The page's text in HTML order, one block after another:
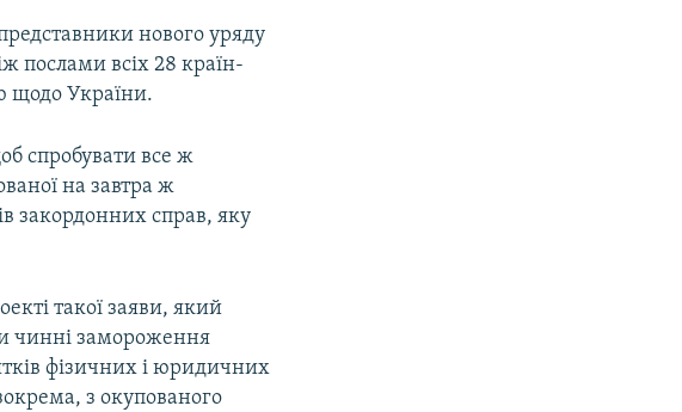
нового уряду
послами всіх 28 країн-
щодо України.
спробувати все ж
на завтра ж
закордонних справ, яку
такої заяви, який
чинні замороження
фізичних і юридичних
з окупованого